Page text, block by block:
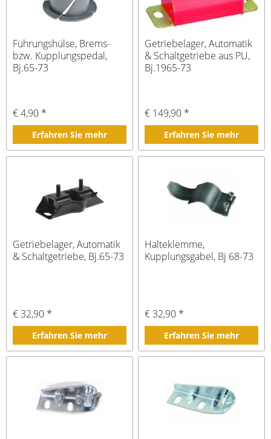
Führungshülse, Brems-
bzw. Kupplungspedal,
Bj.65-73
€ 4,90 *
Erfahren Sie mehr
Getriebelager, Automatik
& Schaltgetriebe aus PU,
Bj.1965-73
€ 149,90 *
Erfahren Sie mehr
Getriebelager, Automatik
& Schaltgetriebe, Bj.65-73
€ 32,90 *
Erfahren Sie mehr
Halteklemme,
Kupplungsgabel, Bj 68-73
€ 32,90 *
Erfahren Sie mehr